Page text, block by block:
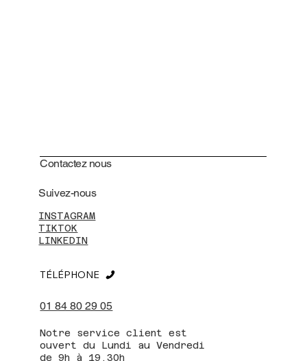
Contactez nous
INSTAGRAM
TIKTOK
LINKEDIN
Suivez-nous
01 84 80 29 05
TÉLÉPHONE
Notre service client est
ouvert du Lundi au Vendredi
de 9h à 19.30h